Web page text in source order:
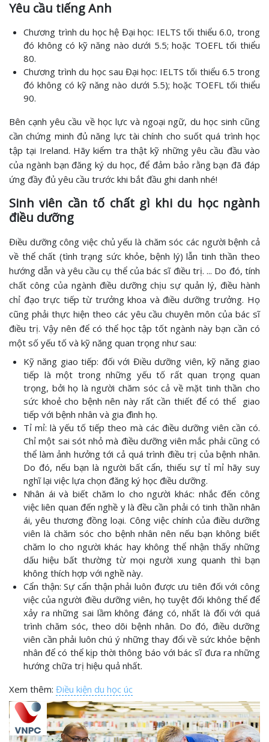
Yêu cầu tiếng Anh
Chương trình du học hệ Đại học: IELTS tối thiểu 6.0, trong
đó không có kỹ năng nào dưới 5.5; hoặc TOEFL tối thiểu
80.
Chương trình du học sau Đại học: IELTS tối thiểu 6.5 trong
đó không có kỹ năng nào dưới 5.5); hoặc TOEFL tối thiểu
90.
Bên cạnh yêu cầu về học lực và ngoại ngữ, du học sinh cũng
cần chứng minh đủ năng lực tài chính cho suốt quá trình học
tập tại Ireland. Hãy kiểm tra thật kỹ những yêu cầu đầu vào
của ngành bạn đăng ký du học, để đảm bảo rằng bạn đã đáp
ứng đầy đủ yêu cầu trước khi bắt đầu ghi danh nhé!
Sinh viên cần tố chất gì khi du học ngành
điều dưỡng
Điều dưỡng công việc chủ yếu là chăm sóc các người bệnh cả
về thể chất (tình trạng sức khỏe, bệnh lý) lẫn tinh thần theo
hướng dẫn và yêu cầu cụ thể của bác sĩ điều trị. ... Do đó, tính
chất công của ngành điều dưỡng chịu sự quản lý, điều hành
chỉ đạo trực tiếp từ trưởng khoa và điều dưỡng trưởng. Họ
cũng phải thực hiện theo các yêu cầu chuyên môn của bác sĩ
điều trị. Vậy nên để có thể học tập tốt ngành này bạn cần có
một số yếu tố và kỹ năng quan trọng như sau:
Kỹ năng giao tiếp: đối với Điều dưỡng viên, kỹ năng giao
tiếp là một trong những yếu tố rất quan trọng quan
trọng, bởi họ là người chăm sóc cả về mặt tinh thần cho
sức khoẻ cho bệnh nên này rất cần thiết để có thể giao
tiếp với bệnh nhân và gia đình họ.
Tỉ mỉ: là yếu tố tiếp theo mà các điều dưỡng viên cần có.
Chỉ một sai sót nhỏ mà điều dưỡng viên mắc phải cũng có
thể làm ảnh hưởng tới cả quá trình điều trị của bệnh nhân.
Do đó, nếu bạn là người bất cẩn, thiếu sự tỉ mỉ hãy suy
nghĩ lại việc lựa chọn đăng ký học điều dưỡng.
Nhân ái và biết chăm lo cho người khác: nhắc đến công
việc liên quan đến nghề y là đều cần phải có tinh thần nhân
ái, yêu thương đồng loại. Công việc chính của điều dưỡng
viên là chăm sóc cho bệnh nhân nên nếu bạn không biết
chăm lo cho người khác hay không thể nhận thấy những
dấu hiệu bất thường từ mọi người xung quanh thì bạn
không thích hợp với nghề này.
Cẩn thận: Sự cẩn thận phải luôn được ưu tiên đối với công
việc của người điều dưỡng viên, họ tuyệt đối không thể để
xảy ra những sai lầm không đáng có, nhất là đối với quá
trình chăm sóc, theo dõi bệnh nhân. Do đó, điều dưỡng
viên cần phải luôn chú ý những thay đổi về sức khỏe bệnh
nhân để có thể kịp thời thông báo với bác sĩ đưa ra những
hướng chữa trị hiệu quả nhất.
Xem thêm: Điều kiện du học úc